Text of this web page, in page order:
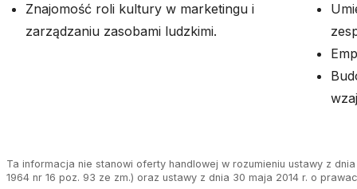
Znajomość roli kultury w marketingu i
zarządzaniu zasobami ludzkimi.
Ta informacja nie stanowi oferty handlowej w rozumieniu ustawy z
1964 nr 16 poz. 93 ze zm.) oraz ustawy z dnia 30 maja 2014 r. o